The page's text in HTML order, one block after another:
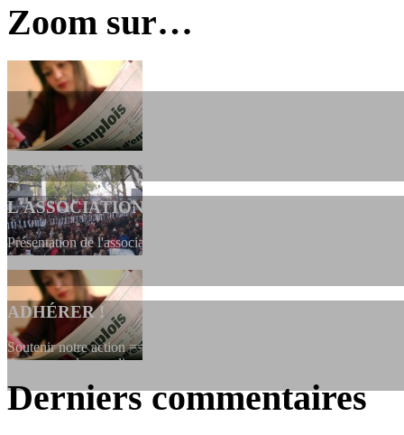
Zoom sur…
L'ASSOCIATION
Présentation de l'association et de sa charte qui encadre nos actions
ADHÉRER !
Soutenir notre action ==> Si vous souhaitez adhérer à
dessous, en le remplissant et en...
Derniers commentaires